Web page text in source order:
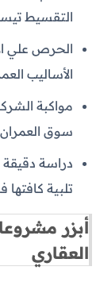
التقسيط
الحرص علي
الأساليب
مواكبة
سوق العمران
دراسة
تلبية
أبزر
العقاري